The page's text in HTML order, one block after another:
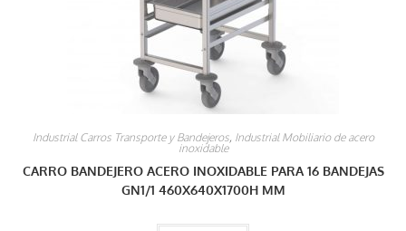
Industrial Carros Transporte y Bandejeros, Industrial Mobiliario de acero
inoxidable
CARRO BANDEJERO ACERO INOXIDABLE PARA 16 BANDEJAS
GN1/1 460X640X1700H MM